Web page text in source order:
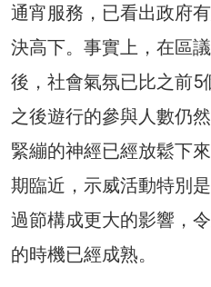
通宵服務，已看出政府
決高下。事實上，在區
後，社會氣氛已比之前5
之後遊行的參與人數仍
緊繃的神經已經放鬆下
期臨近，示威活動特別
過節構成更大的影響，
的時機已經成熟。